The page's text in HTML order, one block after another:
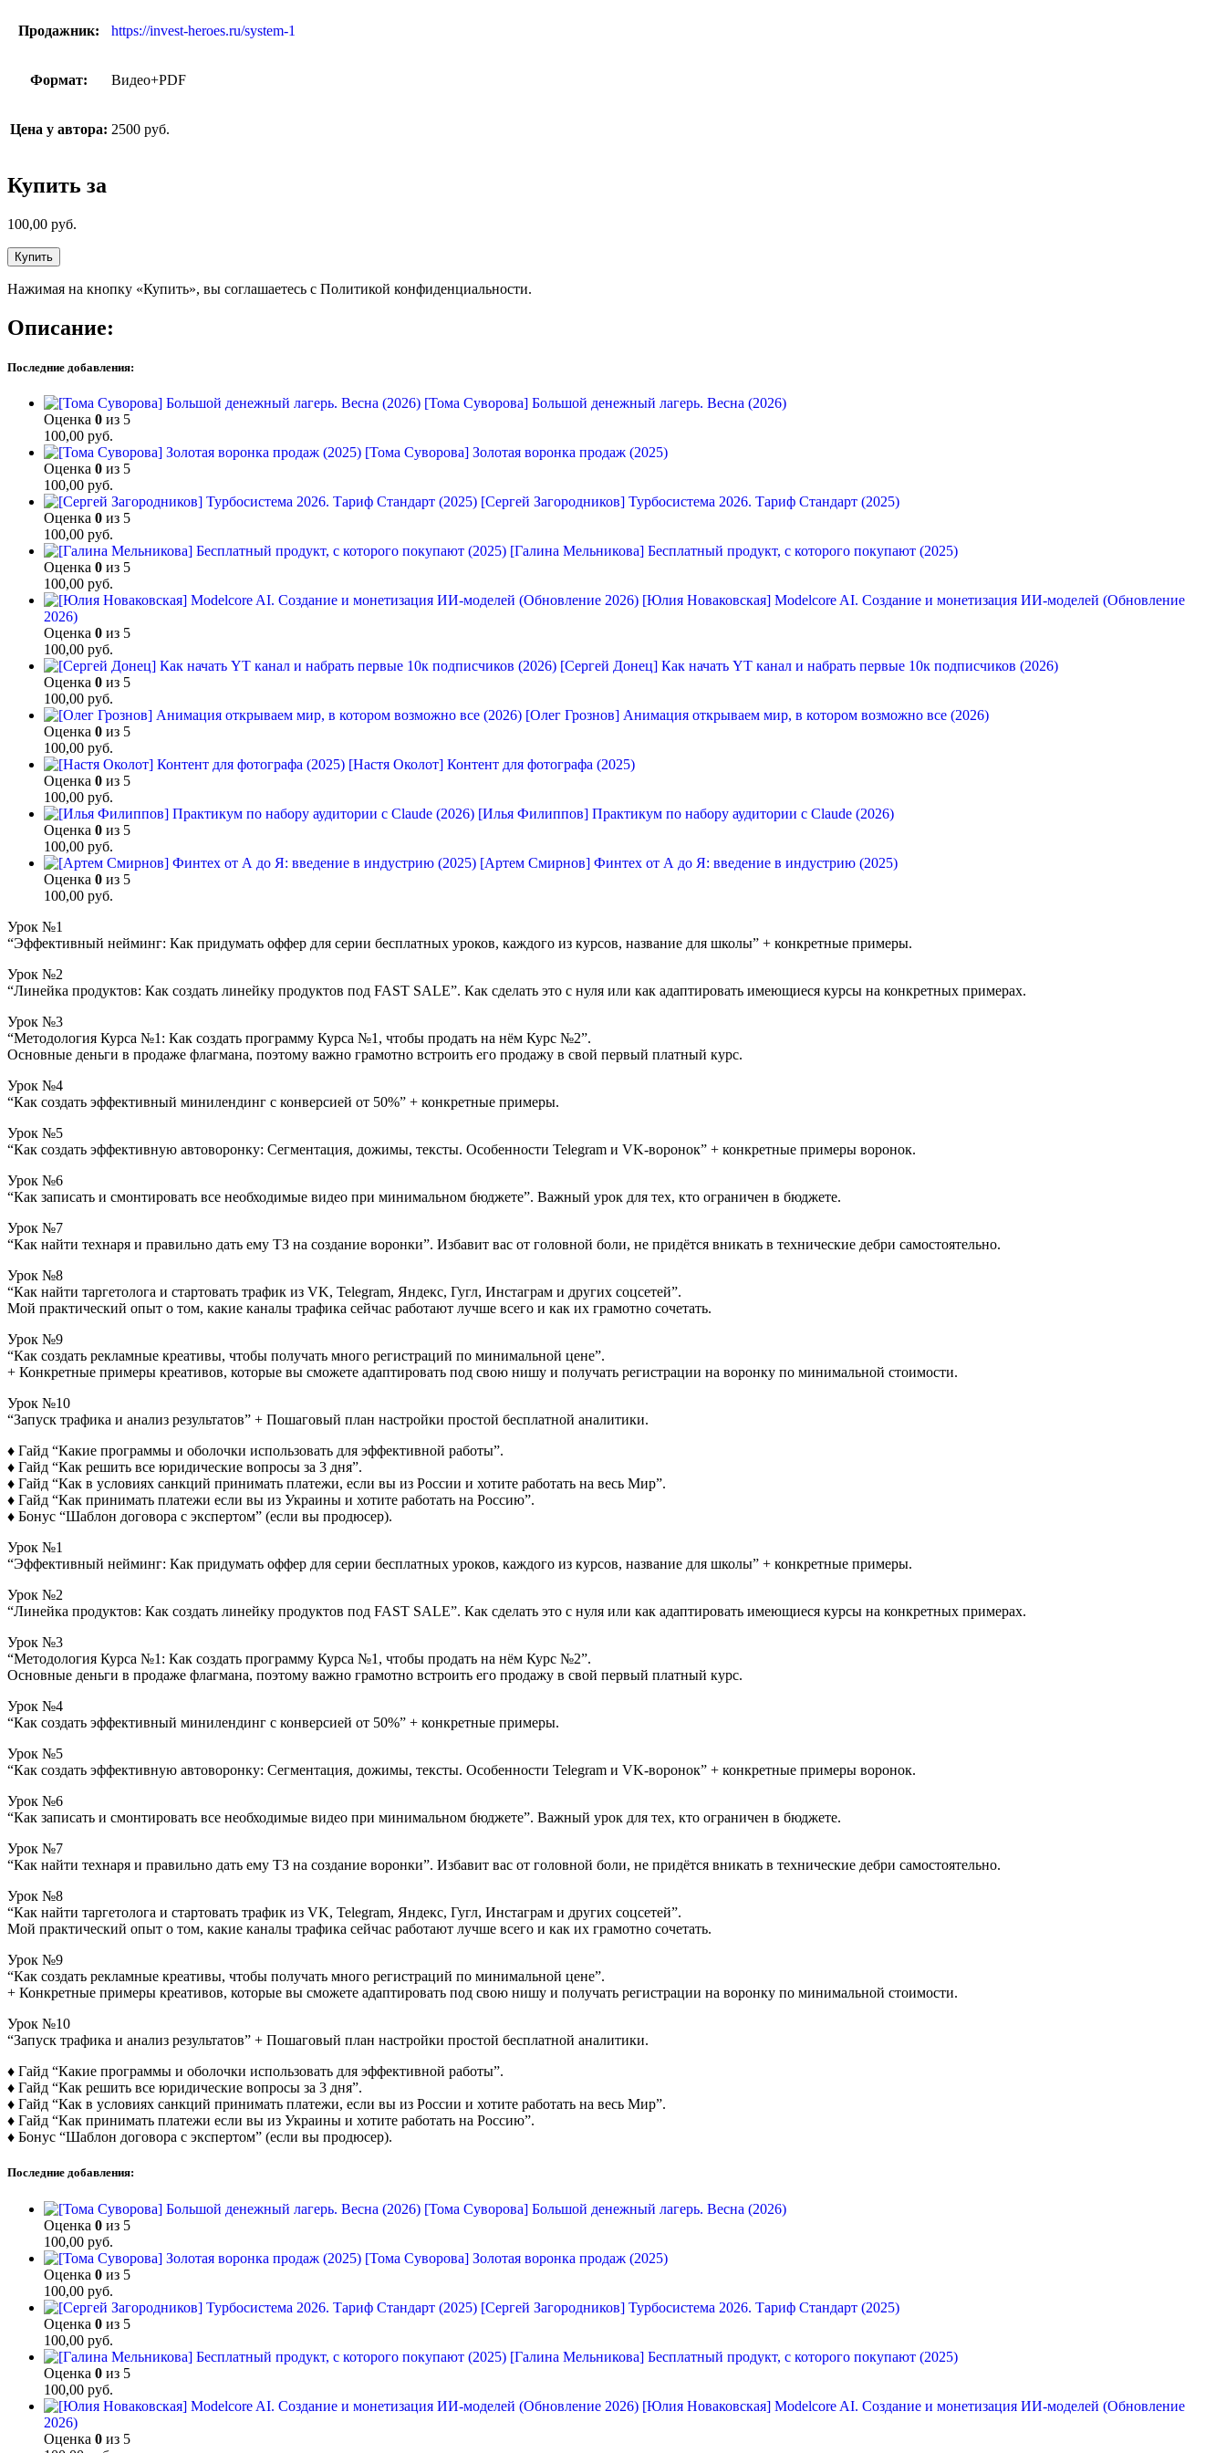
Продажник: https://invest-heroes.ru/system-1
Формат: Видео+PDF
Цена у автора: 2500 руб.
Купить за
100,00 руб.
Купить
Нажимая на кнопку «Купить», вы соглашаетесь с Политикой конфиденциальности.
Описание:
Последние добавления:
[Тома Суворова] Большой денежный лагерь. Весна (2026)
Оценка 0 из 5
100,00 руб.
[Тома Суворова] Золотая воронка продаж (2025)
Оценка 0 из 5
100,00 руб.
[Сергей Загородников] Турбосистема 2026. Тариф Стандарт (2025)
Оценка 0 из 5
100,00 руб.
[Галина Мельникова] Бесплатный продукт, с которого покупают (2025)
Оценка 0 из 5
100,00 руб.
[Юлия Новаковская] Modelcore AI. Создание и монетизация ИИ-моделей (Обновление
2026)
Оценка 0 из 5
100,00 руб.
[Сергей Донец] Как начать YT канал и набрать первые 10к подписчиков (2026)
Оценка 0 из 5
100,00 руб.
[Олег Грознов] Анимация открываем мир, в котором возможно все (2026)
Оценка 0 из 5
100,00 руб.
[Настя Околот] Контент для фотографа (2025)
Оценка 0 из 5
100,00 руб.
[Илья Филиппов] Практикум по набору аудитории с Claude (2026)
Оценка 0 из 5
100,00 руб.
[Артем Смирнов] Финтех от А до Я: введение в индустрию (2025)
Оценка 0 из 5
100,00 руб.
Урок №1
“Эффективный нейминг: Как придумать оффер для серии бесплатных уроков, каждого из курсов, название для школы” + конкретные примеры.
Урок №2
“Линейка продуктов: Как создать линейку продуктов под FAST SALE”. Как сделать это с нуля или как адаптировать имеющиеся курсы на конкретных примерах.
Урок №3
“Методология Курса №1: Как создать программу Курса №1, чтобы продать на нём Курс №2”.
Основные деньги в продаже флагмана, поэтому важно грамотно встроить его продажу в свой первый платный курс.
Урок №4
“Как создать эффективный минилендинг с конверсией от 50%” + конкретные примеры.
Урок №5
“Как создать эффективную автоворонку: Сегментация, дожимы, тексты. Особенности Telegram и VK-воронок” + конкретные примеры воронок.
Урок №6
“Как записать и смонтировать все необходимые видео при минимальном бюджете”. Важный урок для тех, кто ограничен в бюджете.
Урок №7
“Как найти технаря и правильно дать ему ТЗ на создание воронки”. Избавит вас от головной боли, не придётся вникать в технические дебри самостоятельно.
Урок №8
“Как найти таргетолога и стартовать трафик из VK, Telegram, Яндекс, Гугл, Инстаграм и других соцсетей”.
Мой практический опыт о том, какие каналы трафика сейчас работают лучше всего и как их грамотно сочетать.
Урок №9
“Как создать рекламные креативы, чтобы получать много регистраций по минимальной цене”.
+ Конкретные примеры креативов, которые вы сможете адаптировать под свою нишу и получать регистрации на воронку по минимальной стоимости.
Урок №10
“Запуск трафика и анализ результатов” + Пошаговый план настройки простой бесплатной аналитики.
♦ Гайд “Какие программы и оболочки использовать для эффективной работы”.
♦ Гайд “Как решить все юридические вопросы за 3 дня”.
♦ Гайд “Как в условиях санкций принимать платежи, если вы из России и хотите работать на весь Мир”.
♦ Гайд “Как принимать платежи если вы из Украины и хотите работать на Россию”.
♦ Бонус “Шаблон договора с экспертом” (если вы продюсер).
Урок №1
“Эффективный нейминг: Как придумать оффер для серии бесплатных уроков, каждого из курсов, название для школы” + конкретные примеры.
Урок №2
“Линейка продуктов: Как создать линейку продуктов под FAST SALE”. Как сделать это с нуля или как адаптировать имеющиеся курсы на конкретных примерах.
Урок №3
“Методология Курса №1: Как создать программу Курса №1, чтобы продать на нём Курс №2”.
Основные деньги в продаже флагмана, поэтому важно грамотно встроить его продажу в свой первый платный курс.
Урок №4
“Как создать эффективный минилендинг с конверсией от 50%” + конкретные примеры.
Урок №5
“Как создать эффективную автоворонку: Сегментация, дожимы, тексты. Особенности Telegram и VK-воронок” + конкретные примеры воронок.
Урок №6
“Как записать и смонтировать все необходимые видео при минимальном бюджете”. Важный урок для тех, кто ограничен в бюджете.
Урок №7
“Как найти технаря и правильно дать ему ТЗ на создание воронки”. Избавит вас от головной боли, не придётся вникать в технические дебри самостоятельно.
Урок №8
“Как найти таргетолога и стартовать трафик из VK, Telegram, Яндекс, Гугл, Инстаграм и других соцсетей”.
Мой практический опыт о том, какие каналы трафика сейчас работают лучше всего и как их грамотно сочетать.
Урок №9
“Как создать рекламные креативы, чтобы получать много регистраций по минимальной цене”.
+ Конкретные примеры креативов, которые вы сможете адаптировать под свою нишу и получать регистрации на воронку по минимальной стоимости.
Урок №10
“Запуск трафика и анализ результатов” + Пошаговый план настройки простой бесплатной аналитики.
♦ Гайд “Какие программы и оболочки использовать для эффективной работы”.
♦ Гайд “Как решить все юридические вопросы за 3 дня”.
♦ Гайд “Как в условиях санкций принимать платежи, если вы из России и хотите работать на весь Мир”.
♦ Гайд “Как принимать платежи если вы из Украины и хотите работать на Россию”.
♦ Бонус “Шаблон договора с экспертом” (если вы продюсер).
Последние добавления:
[Тома Суворова] Большой денежный лагерь. Весна (2026)
Оценка 0 из 5
100,00 руб.
[Тома Суворова] Золотая воронка продаж (2025)
Оценка 0 из 5
100,00 руб.
[Сергей Загородников] Турбосистема 2026. Тариф Стандарт (2025)
Оценка 0 из 5
100,00 руб.
[Галина Мельникова] Бесплатный продукт, с которого покупают (2025)
Оценка 0 из 5
100,00 руб.
[Юлия Новаковская] Modelcore AI. Создание и монетизация ИИ-моделей (Обновление
2026)
Оценка 0 из 5